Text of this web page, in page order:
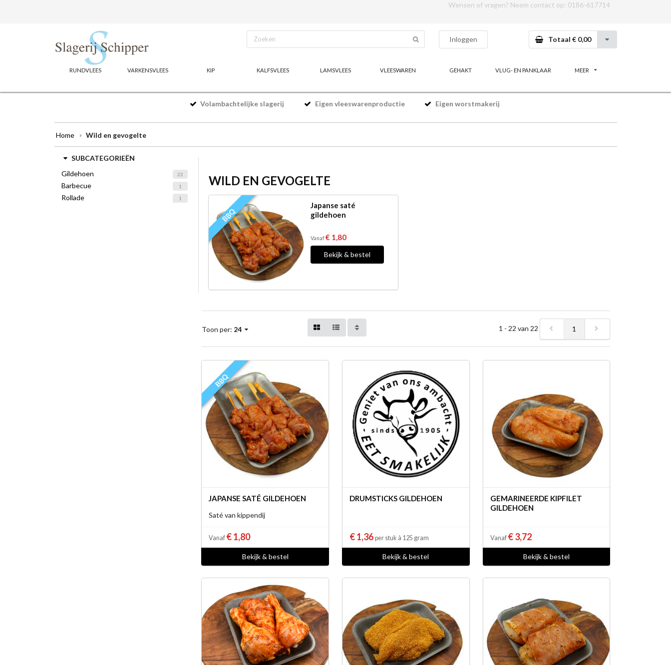
Wensen of vragen? Neem contact op: 0186-617714
Inloggen Totaal € 0,00
RUNDVLEES VARKENSVLEES KIP KALFSVLEES LAMSVLEES VLEESWAREN GEHAKT VLUG- EN PANKLAAR MEER
Volambachtelijke slagerij Eigen vleeswarenproductie Eigen worstmakerij
Home Wild en gevogelte
SUBCATEGORIEËN
Gildehoen
22
Barbecue 1
Rollade 1
WILD EN GEVOGELTE
BBQ
Japanse saté
gildehoen
Vanaf€ 1,80
Bekijk & bestel
Toon per: 24 1 - 22 van 22 1
BBQ
JAPANSE SATÉ GILDEHOEN
Saté van kippendij
Vanaf € 1,80
Bekijk & bestel
DRUMSTICKS GILDEHOEN
€ 1,36 per stuk à 125 gram
Bekijk & bestel
GEMARINEERDE KIPFILET
GILDEHOEN
Vanaf € 3,72
Bekijk & bestel